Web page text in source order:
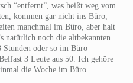
“entfernt”, was heißt weg vom
kommen gar nicht ins Büro,
manchmal im Büro, aber halt
natürlich noch die altbekannten
Stunden oder so im Büro
3 Leute aus 50. Ich gehöre
die Woche im Büro.